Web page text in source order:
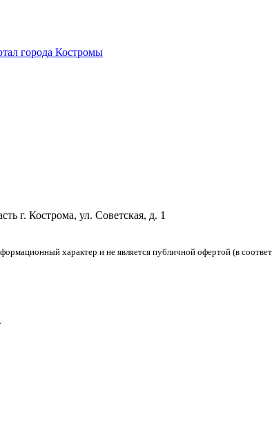
города Костромы
г. Кострома, ул. Советская, д. 1
характер и не является публичной офертой (в